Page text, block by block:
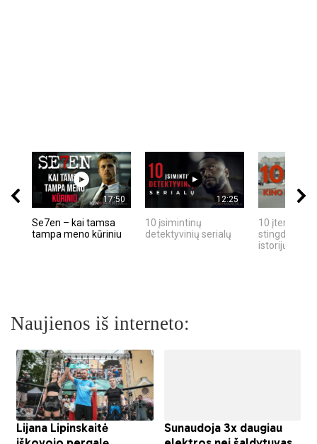
17:50
Se7en – kai tamsa
tampa meno kūriniu
12:25
10 įsimintinų
detektyvinių serialų
10 įtemptų,
stingdančių
istorijų
Naujienos iš interneto: